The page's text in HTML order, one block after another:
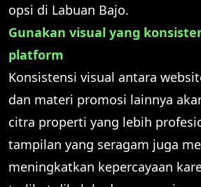
opsi di Labuan Bajo.
Gunakan visual yang
platform
Konsistensi visual antara
dan materi promosi lainnya
citra properti yang lebih
tampilan yang seragam juga
meningkatkan kepercayaan